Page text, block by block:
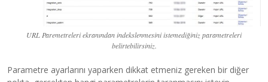
URL Paremetreleri ekranından indekslenmesini istemediğiniz parametreleri
belirtebilirsiniz.
Parametre ayarlarını yaparken dikkat etmeniz gereken bir diğer